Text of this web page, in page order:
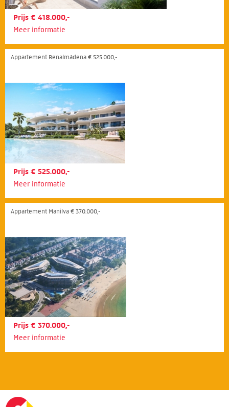
Prijs € 418.000,-
Meer informatie
Appartement Benalmádena € 525.000,-
Prijs € 525.000,-
Meer informatie
Appartement Manilva € 370.000,-
Prijs € 370.000,-
Meer informatie